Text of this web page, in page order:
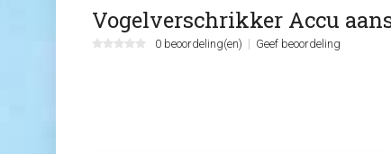
Vogelverschrikker Accu
0 beoordeling(en) Geef beoordeling